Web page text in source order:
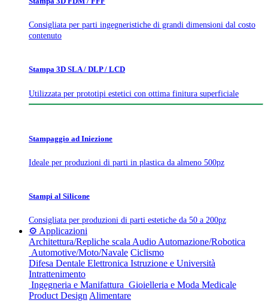
Consigliata per parti ingegneristiche di grandi dimensioni dal costo
contenuto
Stampa 3D SLA / DLP / LCD
Utilizzata per prototipi estetici con ottima finitura superficiale
Stampaggio ad Iniezione
Ideale per produzioni di parti in plastica da almeno 500pz
Stampi al Silicone
Consigliata per produzioni di parti estetiche da 50 a 200pz
⚙️ Applicazioni
Architettura/Repliche scala Audio Automazione/Robotica
Automotive/Moto/Navale Ciclismo
Difesa Dentale Elettronica Istruzione e Università
Intrattenimento
Ingegneria e Manifattura Gioielleria e Moda Medicale
Product Design Alimentare